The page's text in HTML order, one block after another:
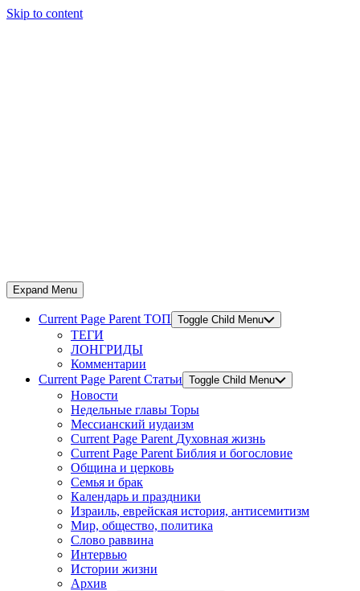
Skip to content
Expand Menu
Current Page Parent ТОП Toggle Child Menu
ТЕГИ
ЛОНГРИДЫ
Комментарии
Current Page Parent Статьи Toggle Child Menu
Новости
Недельные главы Торы
Мессианский иудаизм
Current Page Parent Духовная жизнь
Current Page Parent Библия и богословие
Община и церковь
Семья и брак
Календарь и праздники
Израиль, еврейская история, антисемитизм
Мир, общество, политика
Слово раввина
Интервью
Истории жизни
Архив